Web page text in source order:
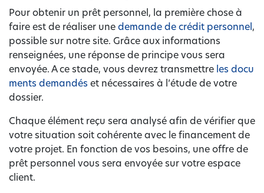
Pour obtenir un prêt personnel, la première chose à
faire est de réaliser unedemande de crédit personnel,
possible sur notre site. Grâce aux informations
renseignées, une réponse de principe vous sera
envoyée. A ce stade, vous devrez transmettre les docu
ments demandés et nécessaires à l’étude de votre
dossier.
Chaque élément reçu sera analysé afin de vérifier que
votre situation soit cohérente avec le financement de
votre projet. En fonction de vos besoins, une offre de
prêt personnel vous sera envoyée sur votre espace
client.